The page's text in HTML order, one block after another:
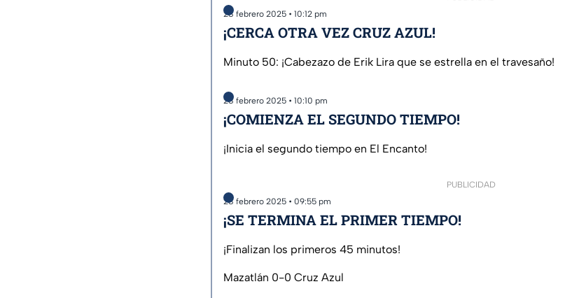
28 febrero 2025 • 10:12 pm
¡CERCA OTRA VEZ CRUZ AZUL!
Minuto 50: ¡Cabezazo de Erik Lira que se estrella en el travesaño!
28 febrero 2025 • 10:10 pm
¡COMIENZA EL SEGUNDO TIEMPO!
¡Inicia el segundo tiempo en El Encanto!
PUBLICIDAD
28 febrero 2025 • 09:55 pm
¡SE TERMINA EL PRIMER TIEMPO!
¡Finalizan los primeros 45 minutos!
Mazatlán 0-0 Cruz Azul